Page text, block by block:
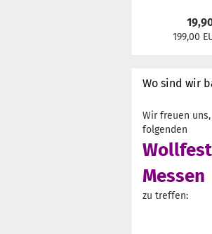
199,00
Wo sind wir
Wir freuen
folgenden
Messen
zu treffen: